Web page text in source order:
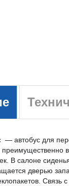
— автобус для
. В салоне
дверью
Связь